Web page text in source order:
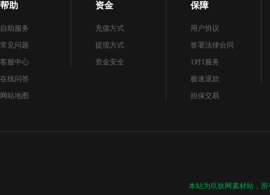
帮助
自助服务
常见问题
客服中心
在线问答
网站地图
资金
充值方式
提现方式
资金安全
保障
用户协议
签署法律合同
1对1服务
极速退款
担保交易
本站为玖狄网素材站，